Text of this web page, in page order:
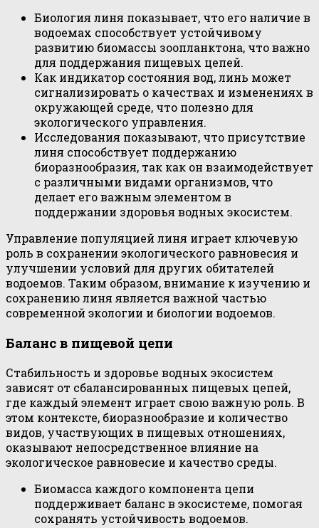
Биология линя показывает, что его наличие в
водоемах способствует устойчивому
развитию биомассы зоопланктона, что важно
для поддержания пищевых цепей.
Как индикатор состояния вод, линь может
сигнализировать о качествах и изменениях в
окружающей среде, что полезно для
экологического управления.
Исследования показывают, что присутствие
линя способствует поддержанию
биоразнообразия, так как он взаимодействует
с различными видами организмов, что
делает его важным элементом в
поддержании здоровья водных экосистем.
Управление популяцией линя играет ключевую
роль в сохранении экологического равновесия и
улучшении условий для других обитателей
водоемов. Таким образом, внимание к изучению и
сохранению линя является важной частью
современной экологии и биологии водоемов.
Баланс в пищевой цепи
Стабильность и здоровье водных экосистем
зависят от сбалансированных пищевых цепей,
где каждый элемент играет свою важную роль. В
этом контексте, биоразнообразие и количество
видов, участвующих в пищевых отношениях,
оказывают непосредственное влияние на
экологическое равновесие и качество среды.
Биомасса каждого компонента цепи
поддерживает баланс в экосистеме, помогая
сохранять устойчивость водоемов.